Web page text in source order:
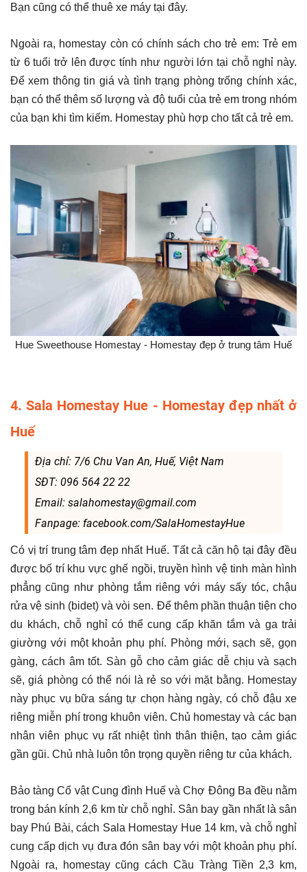
Bạn cũng có thể thuê xe máy tại đây.
Ngoài ra, homestay còn có chính sách cho trẻ em: Trẻ em
từ 6 tuổi trở lên được tính như người lớn tại chỗ nghỉ này.
Để xem thông tin giá và tình trạng phòng trống chính xác,
bạn có thể thêm số lượng và độ tuổi của trẻ em trong nhóm
của bạn khi tìm kiếm. Homestay phù hợp cho tất cả trẻ em.
Hue Sweethouse Homestay - Homestay đẹp ở trung tâm Huế
4. Sala Homestay Hue - Homestay đẹp nhất ở
Huế
Địa chỉ: 7/6 Chu Van An, Huế, Việt Nam
SĐT: 096 564 22 22
Email: salahomestay@gmail.com
Fanpage: facebook.com/SalaHomestayHue
Có vị trí trung tâm đẹp nhất Huế. Tất cả căn hộ tại đây đều
được bố trí khu vực ghế ngồi, truyền hình vệ tinh màn hình
phẳng cũng như phòng tắm riêng với máy sấy tóc, chậu
rửa vệ sinh (bidet) và vòi sen. Để thêm phần thuận tiện cho
du khách, chỗ nghỉ có thể cung cấp khăn tắm và ga trải
giường với một khoản phụ phí. Phòng mới, sạch sẽ, gọn
gàng, cách âm tốt. Sàn gỗ cho cảm giác dễ chịu và sạch
sẽ, giá phòng có thể nói là rẻ so với mặt bằng. Homestay
này phục vụ bữa sáng tự chọn hàng ngày, có chỗ đậu xe
riêng miễn phí trong khuôn viên. Chủ homestay và các bạn
nhân viên phục vụ rất nhiệt tình thân thiện, tạo cảm giác
gần gũi. Chủ nhà luôn tôn trọng quyền riêng tư của khách.
Bảo tàng Cổ vật Cung đình Huế và Chợ Đông Ba đều nằm
trong bán kính 2,6 km từ chỗ nghỉ. Sân bay gần nhất là sân
bay Phú Bài, cách Sala Homestay Hue 14 km, và chỗ nghỉ
cung cấp dịch vụ đưa đón sân bay với một khoản phụ phí.
Ngoài ra, homestay cũng cách Cầu Tràng Tiền 2,3 km,